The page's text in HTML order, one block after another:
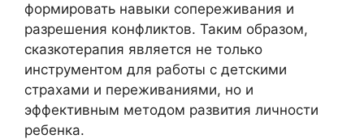
формировать навыки сопереживания и
разрешения конфликтов. Таким образом,
сказкотерапия является не только
инструментом для работы с детскими
страхами и переживаниями, но и
эффективным методом развития личности
ребенка.